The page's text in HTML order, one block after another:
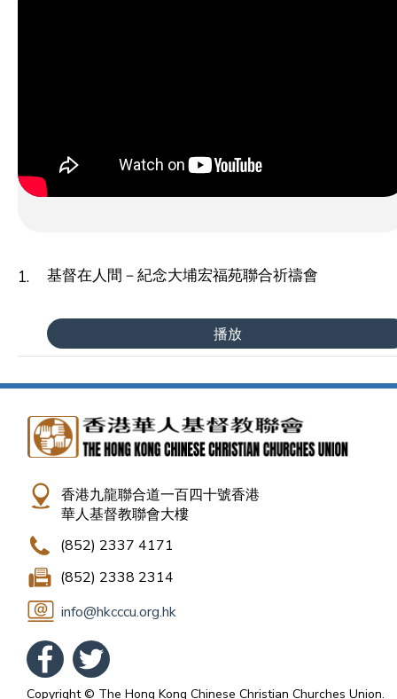
1. 基督在人間－紀念大埔宏福苑聯合祈禱會
播放
香港九龍聯合道一百四十號香港
華人基督教聯會大樓
(852) 2337 4171
(852) 2338 2314
info@hkcccu.org.hk
Copyright © The Hong Kong Chinese Christian Churches Union.